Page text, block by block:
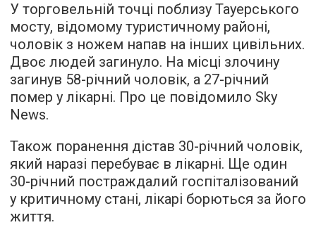
У торговельній точці поблизу Тауерського
мосту, відомому туристичному районі,
чоловік з ножем напав на інших цивільних.
Двоє людей загинуло. На місці злочину
загинув 58-річний чоловік, а 27-річний
помер у лікарні. Про це повідомило Sky
News.
Також поранення дістав 30-річний чоловік,
який наразі перебуває в лікарні. Ще один
30-річний постраждалий госпіталізований
у критичному стані, лікарі борються за його
життя.